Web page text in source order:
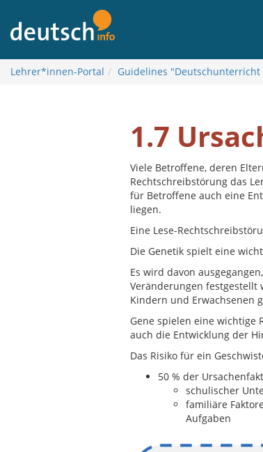
turinį
Lehrer*innen-Portal Guidelines
1.7
Viele Betroffene, deren
Rechtschreibstörung das
für Betroffene auch eine
liegen.
Eine Lese-
Die Genetik spielt eine
Es wird davon
Veränderungen festgestellt
Kindern und Erwachsenen
Gene spielen eine
auch die Entwicklung der
Das Risiko für ein
50 % der
schulischer
familiäre
Aufgaben